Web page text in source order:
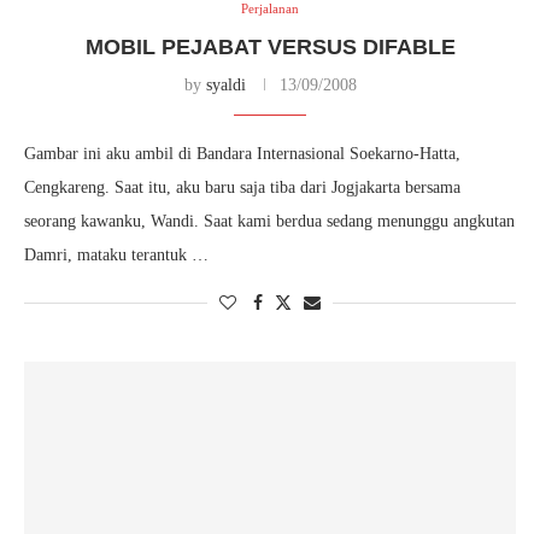
Perjalanan
MOBIL PEJABAT VERSUS DIFABLE
by syaldi 13/09/2008
Gambar ini aku ambil di Bandara Internasional Soekarno-Hatta,
Cengkareng. Saat itu, aku baru saja tiba dari Jogjakarta bersama
seorang kawanku, Wandi. Saat kami berdua sedang menunggu angkutan
Damri, mataku terantuk …